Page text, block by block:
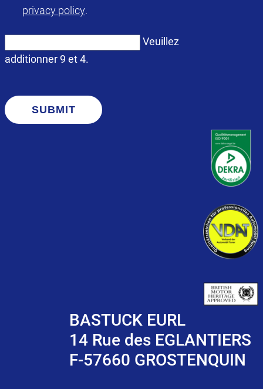
privacy policy.
Veuillez
additionner 9 et 4.
SUBMIT
BASTUCK EURL
14 Rue des EGLANTIERS
F-57660 GROSTENQUIN